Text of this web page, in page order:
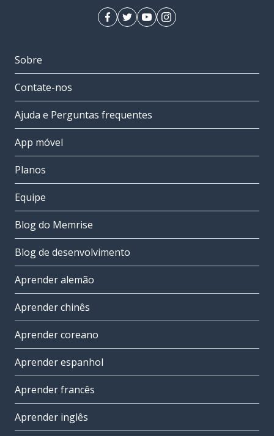
Sobre
Contate-nos
Ajuda e Perguntas frequentes
App móvel
Planos
Equipe
Blog do Memrise
Blog de desenvolvimento
Aprender alemão
Aprender chinês
Aprender coreano
Aprender espanhol
Aprender francês
Aprender inglês